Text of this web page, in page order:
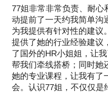
77姐非常非常负责、耐心
动提前了一天约我简单沟
为我提供有针对性的建议
提供了她的行业经验建议
了国外的HR小姐姐，让
帮我们牵线搭桥；同时她
她的专业课程，让我有了
会。认识77姐，不仅仅是